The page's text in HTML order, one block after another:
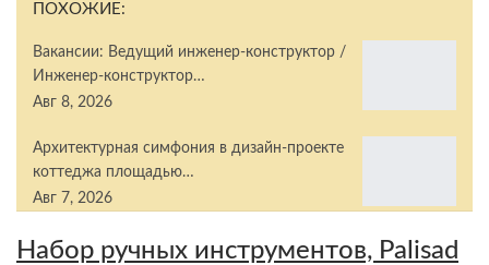
ПОХОЖИЕ:
Вакансии: Ведущий инженер-конструктор /
Инженер-конструктор…
Авг 8, 2026
Архитектурная симфония в дизайн-проекте
коттеджа площадью…
Авг 7, 2026
Набор ручных инструментов, Palisad